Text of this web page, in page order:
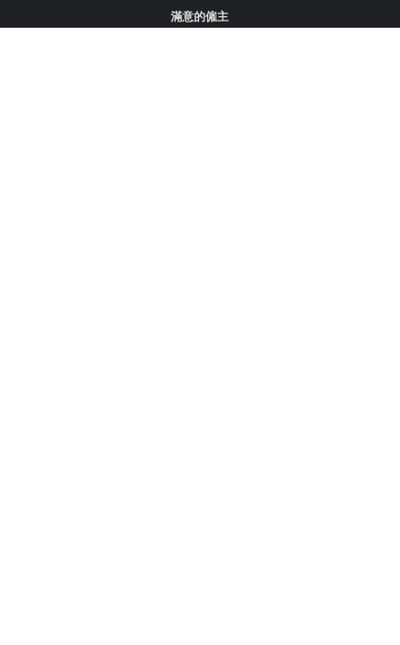
滿意的僱主